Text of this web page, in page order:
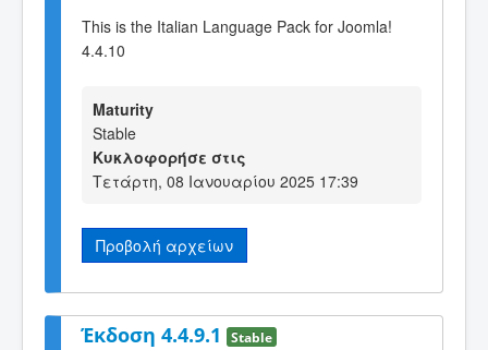
This is the Italian Language Pack for Joomla!
4.4.10
Maturity
Stable
Κυκλοφορήσε στις
Τετάρτη, 08 Ιανουαρίου 2025 17:39
Προβολή αρχείων
Έκδοση 4.4.9.1 Stable